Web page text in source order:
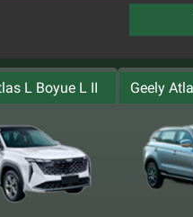
L Boyue L II Geely